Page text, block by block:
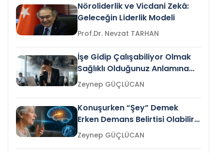
Nöroliderlik ve Vicdani Zekâ:
Geleceğin Liderlik Modeli
Prof.Dr. Nevzat TARHAN
İşe Gidip Çalışabiliyor Olmak
Sağlıklı Olduğunuz Anlamına
Gelir mi?Zeynep GÜÇLÜCAN
Konuşurken “Şey” Demek
Erken Demans Belirtisi Olabilir
mi?
Zeynep GÜÇLÜCAN